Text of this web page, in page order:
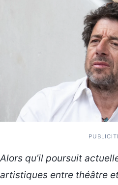
Alors qu’il poursuit
artistiques entre théâtre